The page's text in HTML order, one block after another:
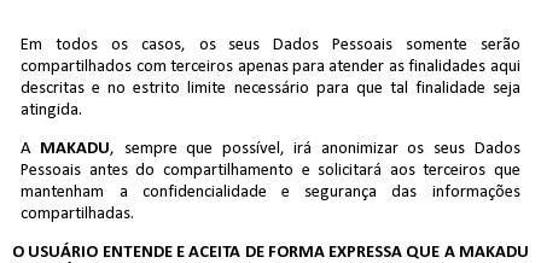
Em todos os casos, os seus Dados Pessoais somente serão
compartilhados com terceiros apenas para atender as finalidades aqui
descritas e no estrito limite necessário para que tal finalidade seja
atingida.
A MAKADU, sempre que possível, irá anonimizar os seus Dados
Pessoais antes do compartilhamento e solicitará aos terceiros que
mantenham a confidencialidade e segurança das informações
compartilhadas.
O USUÁRIO ENTENDE E ACEITA DE FORMA EXPRESSA QUE A MAKADU